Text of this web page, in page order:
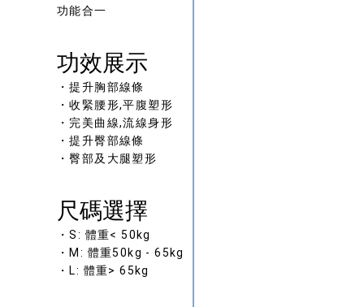
功能合一
功效展示
・提升胸部線條
・收緊腰形,平腹塑形
・完美曲線,流線身形
・提升臀部線條
・臀部及大腿塑形
尺碼選擇
・S: 體重< 50kg
・M: 體重50kg - 65kg
・L: 體重> 65kg